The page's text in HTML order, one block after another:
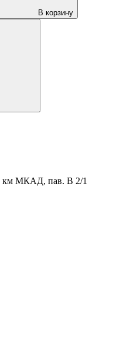
В корзину
км МКАД, пав. В 2/1